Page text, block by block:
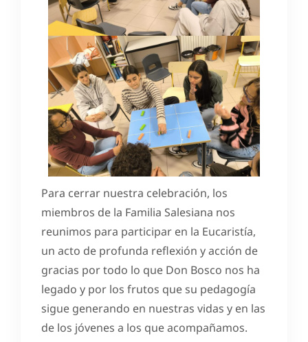
Para cerrar nuestra celebración, los
miembros de la Familia Salesiana nos
reunimos para participar en la Eucaristía,
un acto de profunda reflexión y acción de
gracias por todo lo que Don Bosco nos ha
legado y por los frutos que su pedagogía
sigue generando en nuestras vidas y en las
de los jóvenes a los que acompañamos.